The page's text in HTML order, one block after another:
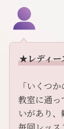
★レディー
「いくつ
教室に通っ
いがあり